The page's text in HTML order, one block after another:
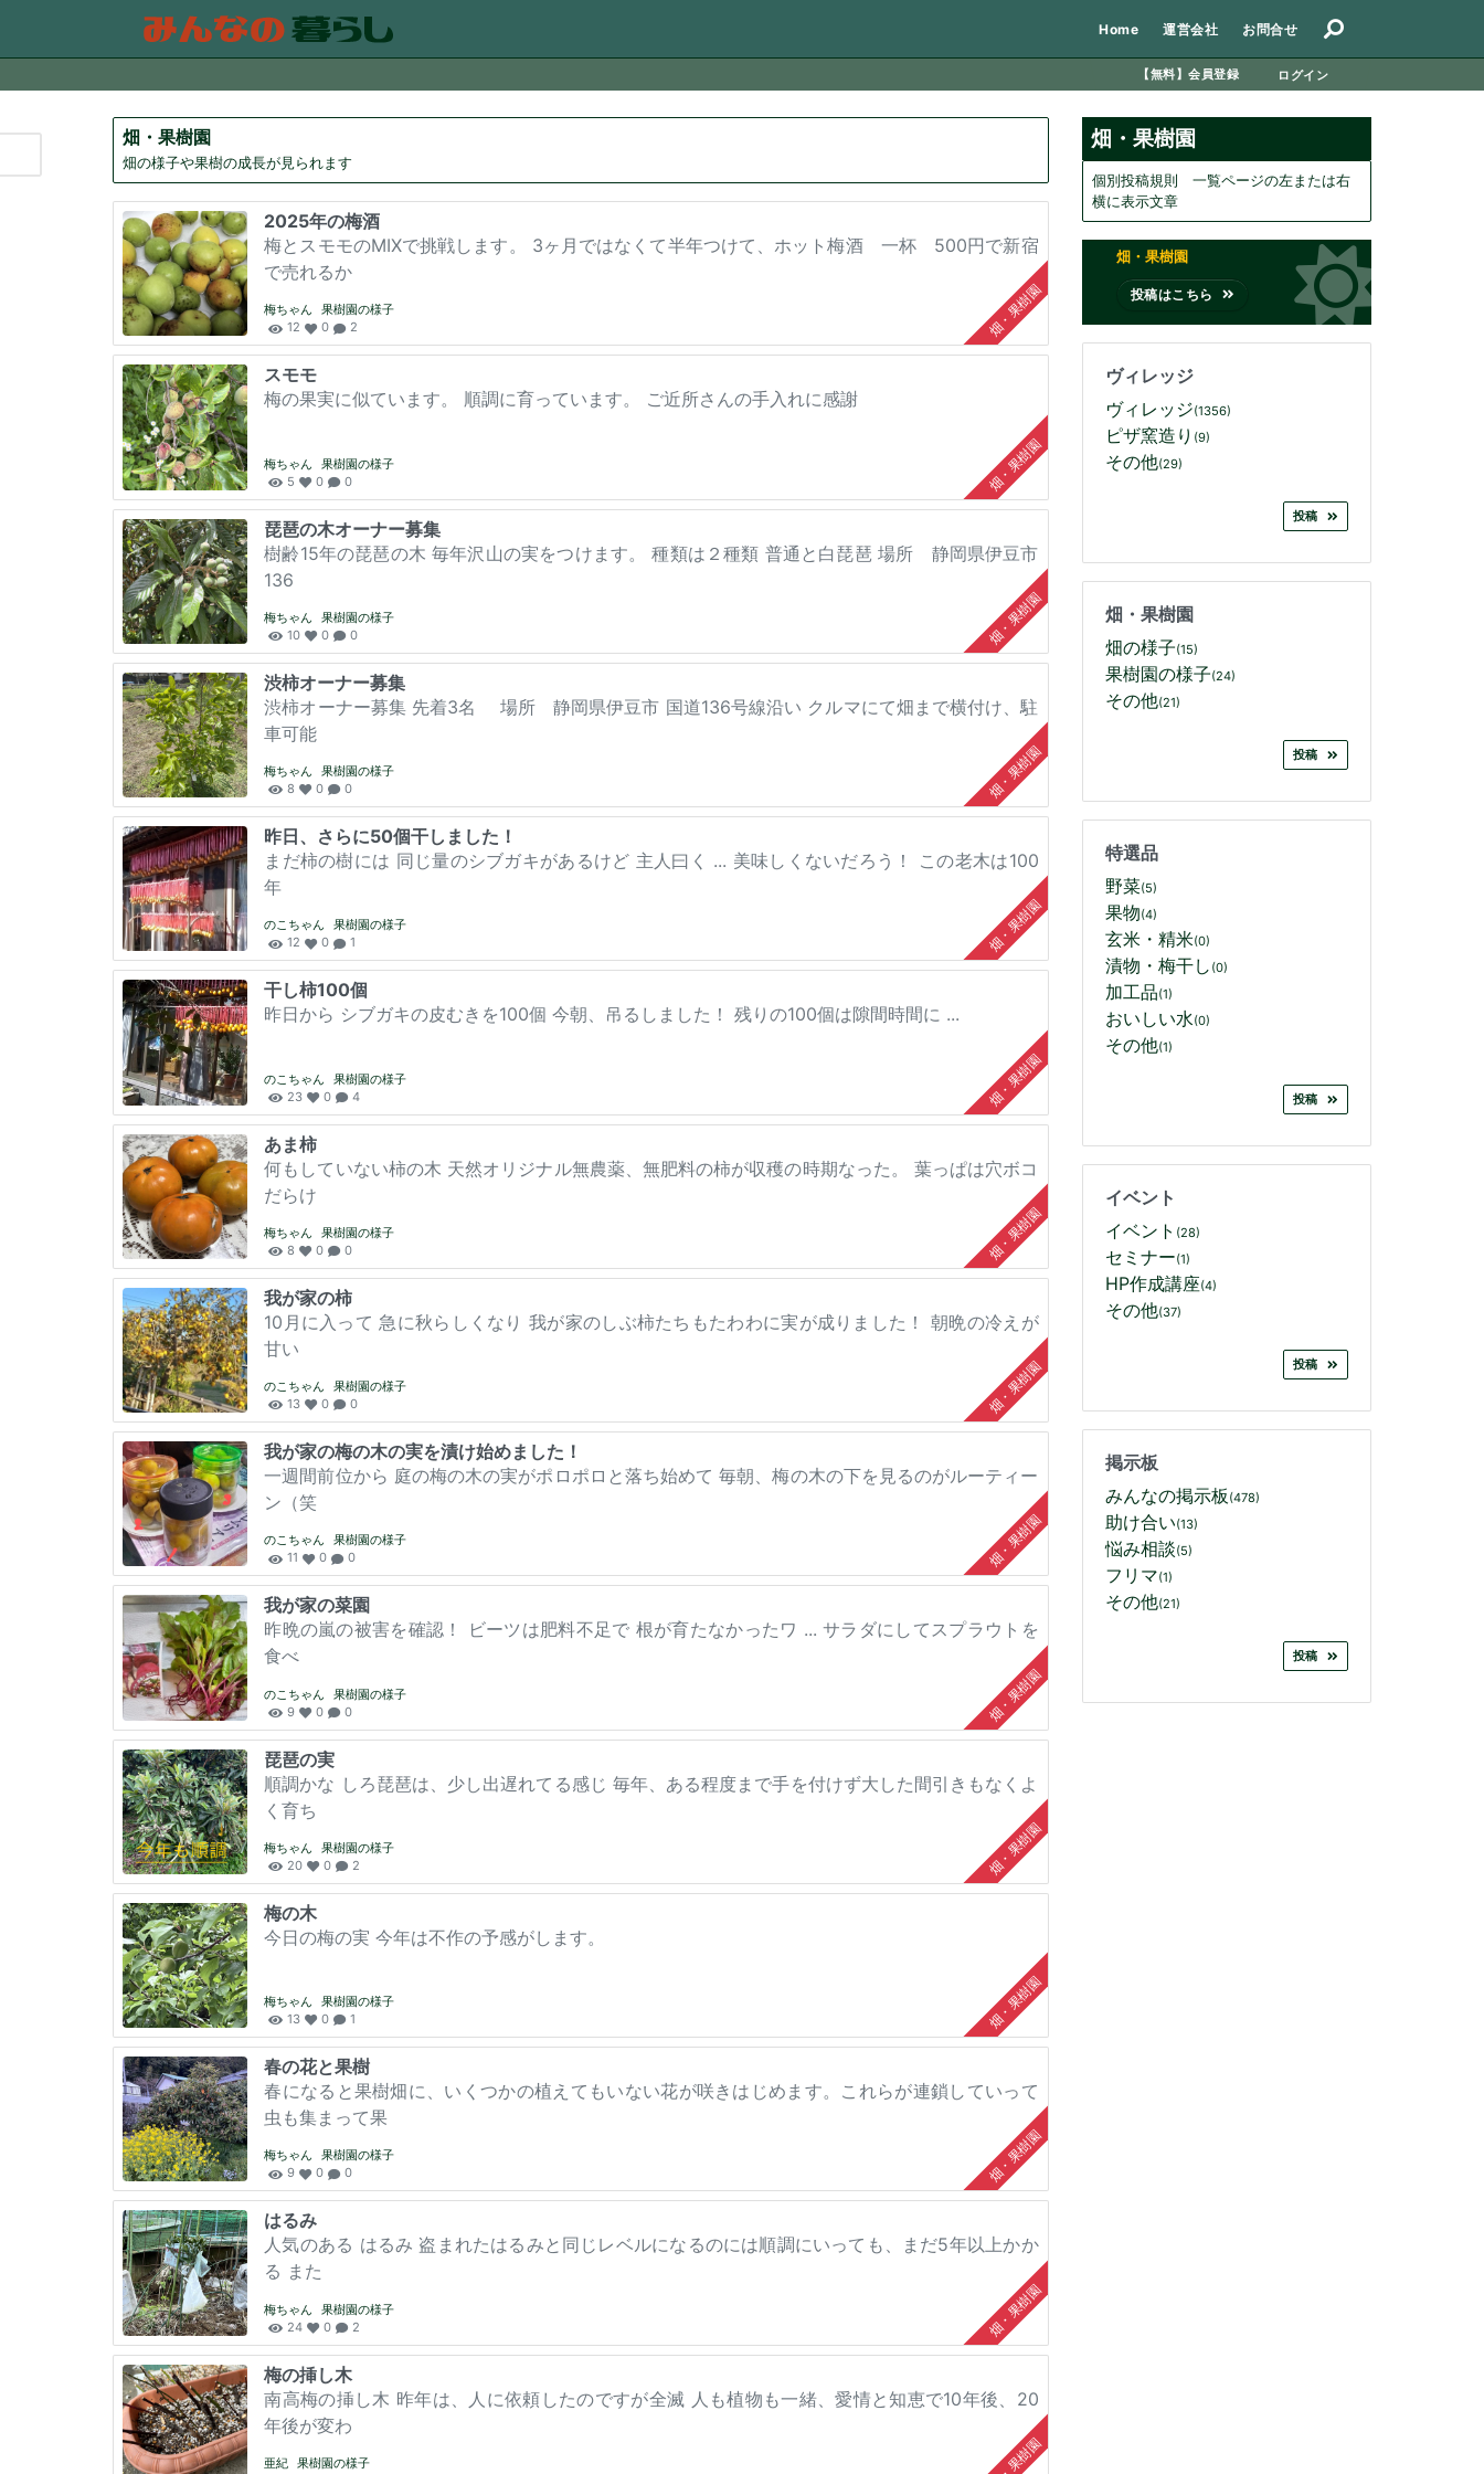
コンテンツにスキップする
Home 運営会社 お問合せ
【無料】会員登録 ログイン
畑・果樹園
畑の様子や果樹の成長が見られます
畑・果樹園
2025年の梅酒
梅とスモモのMIXで挑戦します。 3ヶ月ではなくて半年つけて、ホット梅酒 一杯 500円で新宿
で売れるか
梅ちゃん
果樹園の様子
12
0 2
畑・果樹園
スモモ
梅の果実に似ています。 順調に育っています。 ご近所さんの手入れに感謝
梅ちゃん
果樹園の様子
5
0 0
畑・果樹園
琵琶の木オーナー募集
樹齢15年の琵琶の木 毎年沢山の実をつけます。 種類は２種類 普通と白琵琶 場所 静岡県伊豆市
136
梅ちゃん
果樹園の様子
10
0 0
畑・果樹園
渋柿オーナー募集
渋柿オーナー募集 先着3名 場所 静岡県伊豆市 国道136号線沿い クルマにて畑まで横付け、駐
車可能
梅ちゃん
果樹園の様子
8
0 0
畑・果樹園
昨日、さらに50個干しました！
まだ柿の樹には 同じ量のシブガキがあるけど 主人曰く ... 美味しくないだろう！ この老木は100
年
のこちゃん
果樹園の様子
12
0 1
畑・果樹園
干し柿100個
昨日から シブガキの皮むきを100個 今朝、吊るしました！ 残りの100個は隙間時間に ...
のこちゃん
果樹園の様子
23
0 4
畑・果樹園
あま柿
何もしていない柿の木 天然オリジナル無農薬、無肥料の柿が収穫の時期なった。 葉っぱは穴ボコ
だらけ
梅ちゃん
果樹園の様子
8
0 0
畑・果樹園
我が家の柿
10月に入って 急に秋らしくなり 我が家のしぶ柿たちもたわわに実が成りました！ 朝晩の冷えが
甘い
のこちゃん
果樹園の様子
13
0 0
畑・果樹園
我が家の梅の木の実を漬け始めました！
一週間前位から 庭の梅の木の実がポロポロと落ち始めて 毎朝、梅の木の下を見るのがルーティー
ン（笑
のこちゃん
果樹園の様子
11
0 0
畑・果樹園
我が家の菜園
昨晩の嵐の被害を確認！ ビーツは肥料不足で 根が育たなかったワ ... サラダにしてスプラウトを
食べ
のこちゃん
果樹園の様子
9
0 0
畑・果樹園
琵琶の実
順調かな しろ琵琶は、少し出遅れてる感じ 毎年、ある程度まで手を付けず大した間引きもなくよ
く育ち
梅ちゃん
果樹園の様子
20
0 2
畑・果樹園
梅の木
今日の梅の実 今年は不作の予感がします。
梅ちゃん
果樹園の様子
13
0 1
畑・果樹園
春の花と果樹
春になると果樹畑に、いくつかの植えてもいない花が咲きはじめます。これらが連鎖していって
虫も集まって果
梅ちゃん
果樹園の様子
9
0 0
畑・果樹園
はるみ
人気のある はるみ 盗まれたはるみと同じレベルになるのには順調にいっても、まだ5年以上かか
る また
梅ちゃん
果樹園の様子
24
0 2
梅の挿し木
南高梅の挿し木 昨年は、人に依頼したのですが全滅 人も植物も一緒、愛情と知恵で10年後、20
年後が変わ
亜紀 果樹園の様子
畑・果樹園
個別投稿規則 一覧ページの左または右
横に表示文章
畑・果樹園
投稿はこちら
ヴィレッジ
ヴィレッジ(1356)
ピザ窯造り (9)
その他(29)
投稿
畑・果樹園
畑の様子(15)
果樹園の様子(24)
その他(21)
投稿
特選品
野菜(5)
果物(4)
玄米・精米(0)
漬物・梅干し (0)
加工品(1)
おいしい水(0)
その他(1)
投稿
イベント
イベント (28)
セミナー(1)
HP作成講座(4)
その他(37)
投稿
掲示板
みんなの掲示板 (478)
助け合い(13)
悩み相談(5)
フリマ(1)
その他(21)
投稿
Home
運営会社
お問合せ